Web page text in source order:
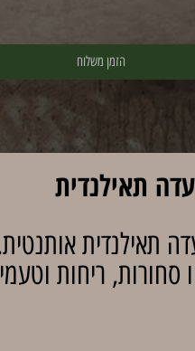
הזמן משלוח
תאילנדית
תאילנדית
סחורות, ריחות